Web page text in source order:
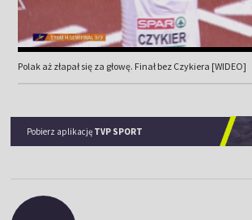
Polak aż złapał się za głowę. Finał bez Czykiera [WIDEO]
Pobierz aplikację TVP SPORT